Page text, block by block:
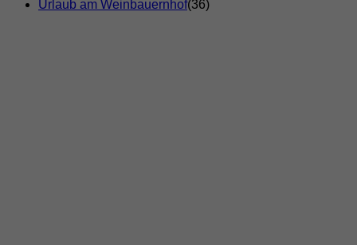
Urlaub am Weinbauernhof(36)